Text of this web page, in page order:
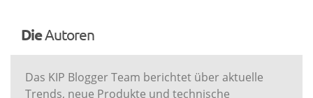
DieAutoren
Das KIP Blogger Team berichtet über aktuelle
Trends, neue Produkte und technische